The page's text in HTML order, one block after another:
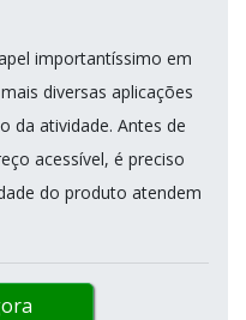
importantíssimo em
diversas aplicações
da atividade. Antes de
acessível, é preciso
do produto atendem